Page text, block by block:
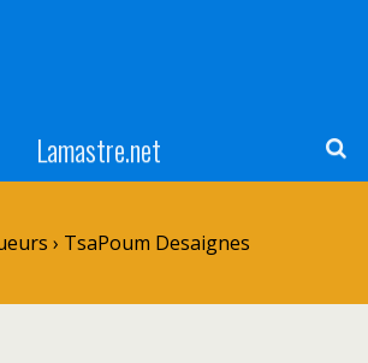
Lamastre.net
› TsaPoum Desaignes